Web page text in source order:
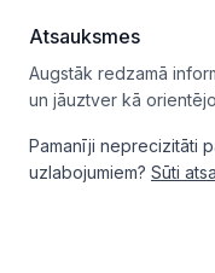
Atsauksmes
Augstāk redzamā
un jāuztver kā
Pamanīji neprecizitāti
uzlabojumiem? Sūti